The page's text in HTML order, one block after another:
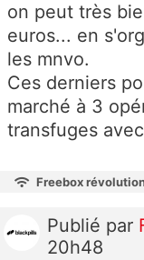
on peut très
euros... en
les mnvo.
Ces derniers
marché à 3
transfuges
Freebox
Publié par
20h48